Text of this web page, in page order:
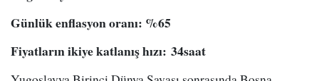
Günlük enflasyon oranı: %65
Fiyatların ikiye katlanış hızı: 34saat